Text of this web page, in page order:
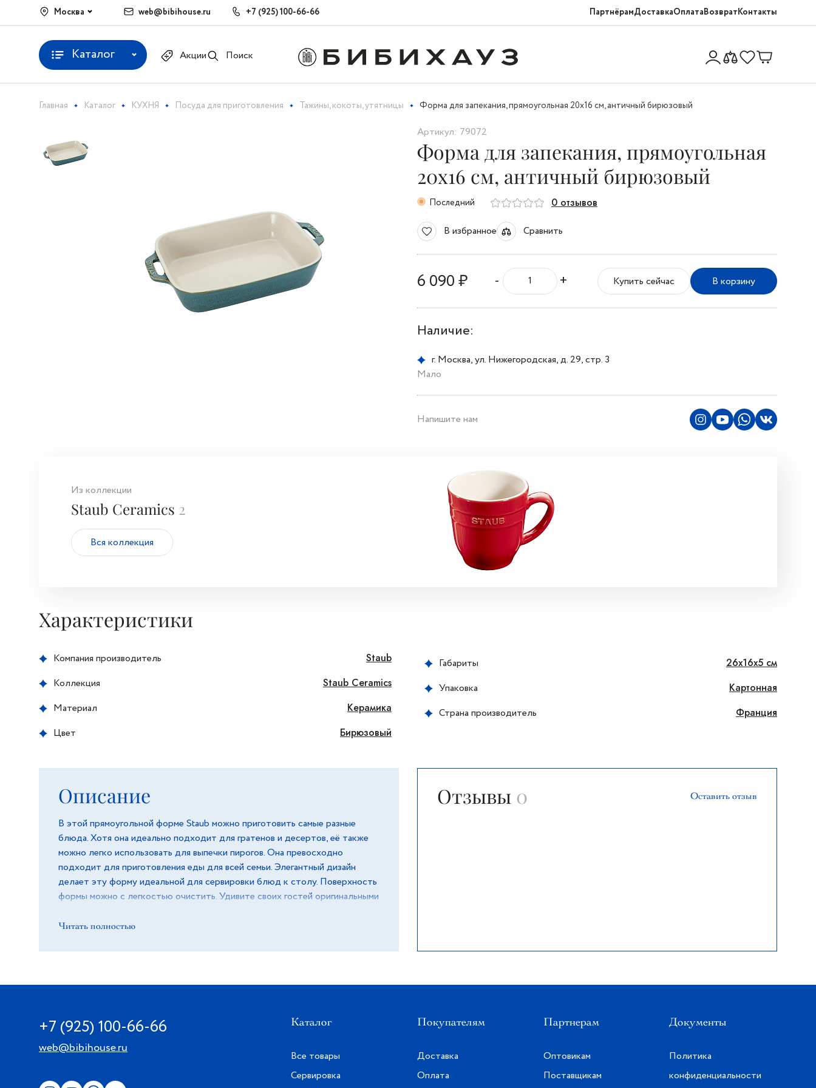
Москва web@bibihouse.ru +7 (925) 100-66-66 ПартнёрамДоставкаОплатаВозвратКонтакты
Каталог Акции Поиск
Главная Каталог КУХНЯ Посуда для приготовления Тажины, кокоты, утятницы Форма для запекания, прямоугольная 20х16 см, античный бирюзовый
Артикул: 79072
Форма для запекания, прямоугольная
20х16 см, античный бирюзовый
Последний 0 отзывов
В избранное Сравнить
6 090 ₽ - + Купить сейчас В корзину
Наличие:
г. Москва, ул. Нижегородская, д. 29, стр. 3
Мало
Напишите нам
Из коллекции
Staub Ceramics 2
Вся коллекция
Характеристики
Компания производитель
Staub
Коллекция
Staub Ceramics
Материал
Керамика
Цвет
Бирюзовый
Габариты
26x16x5 см
Упаковка
Картонная
Страна производитель
Франция
Описание
В этой прямоугольной форме Staub можно приготовить самые разные
блюда. Хотя она идеально подходит для гратенов и десертов, её также
можно легко использовать для выпечки пирогов. Она превосходно
подходит для приготовления еды для всей семьи. Элегантный дизайн
делает эту форму идеальной для сервировки блюд к столу. Поверхность
формы можно с легкостью очистить. Удивите своих гостей оригинальными
изготовлена из керамики, покрытой эмалью. Не содержит свинца!
использоваться для сервировки. Нельзя использовать на открытом огне.
посуду из морозильной камеры сразу в горячую духовку. Чтобы не
Читать полностью
Отзывы 0 Оставить отзыв
+7 (925) 100-66-66
web@bibihouse.ru
Каталог
Все товары
Сервировка
Покупателям
Доставка
Оплата
Партнерам
Оптовикам
Поставщикам
Документы
Политика
конфиденциальности